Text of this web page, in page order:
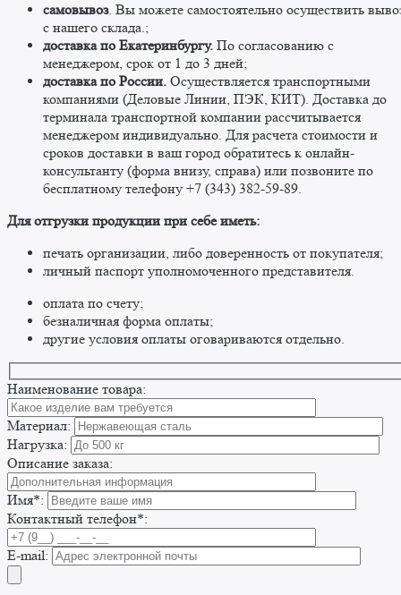
самовывоз. Вы можете самостоятельно осуществить
c нашего склада.;
доставка по Екатеринбургу. По согласованию с
менеджером, срок от 1 до 3 дней;
доставка по России. Осуществляется транспортными
компаниями (Деловые Линии, ПЭК, КИТ). Доставка до
терминала транспортной компании рассчитывается
менеджером индивидуально. Для расчета стоимости и
сроков доставки в ваш город обратитесь к онлайн-
консультанту (форма внизу, справа) или позвоните по
бесплатному телефону +7 (343) 382-59-89. ​
​Для отгрузки продукции при себе иметь:
печать организации, либо доверенность от покупателя;
личный паспорт уполномоченного представителя.
оплата по счету;
безналичная форма оплаты;
другие условия оплаты оговариваются отдельно. ​
Наименование товара:
Материал:
Нагрузка:
Описание заказа:
Имя*:
Контактный телефон*:
E-mail: